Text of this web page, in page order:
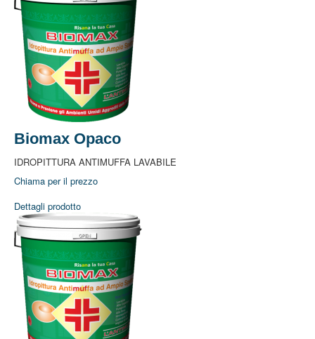
Home
Azienda
Biomax Opaco
IDROPITTURA ANTIMUFFA LAVABILE
Chiama per il prezzo
Dettagli prodotto